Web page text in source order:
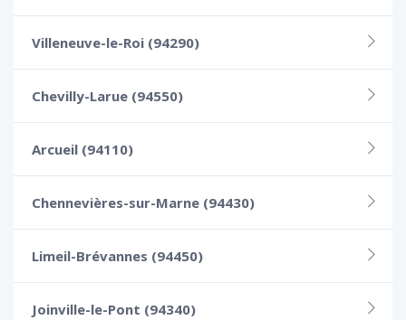
Villeneuve-le-Roi (94290)
Chevilly-Larue (94550)
Arcueil (94110)
Chennevières-sur-Marne (94430)
Limeil-Brévannes (94450)
Joinville-le-Pont (94340)